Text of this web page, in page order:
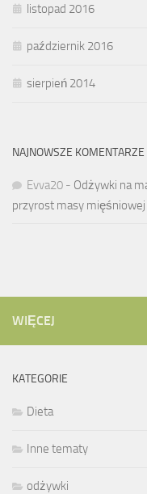
listopad 2016
październik 2016
sierpień 2014
NAJNOWSZE KOMENTARZE
Evva20 - Odżywki na
przyrost masy mięśniowej
WIĘCEJ
KATEGORIE
Dieta
Inne tematy
odżywki